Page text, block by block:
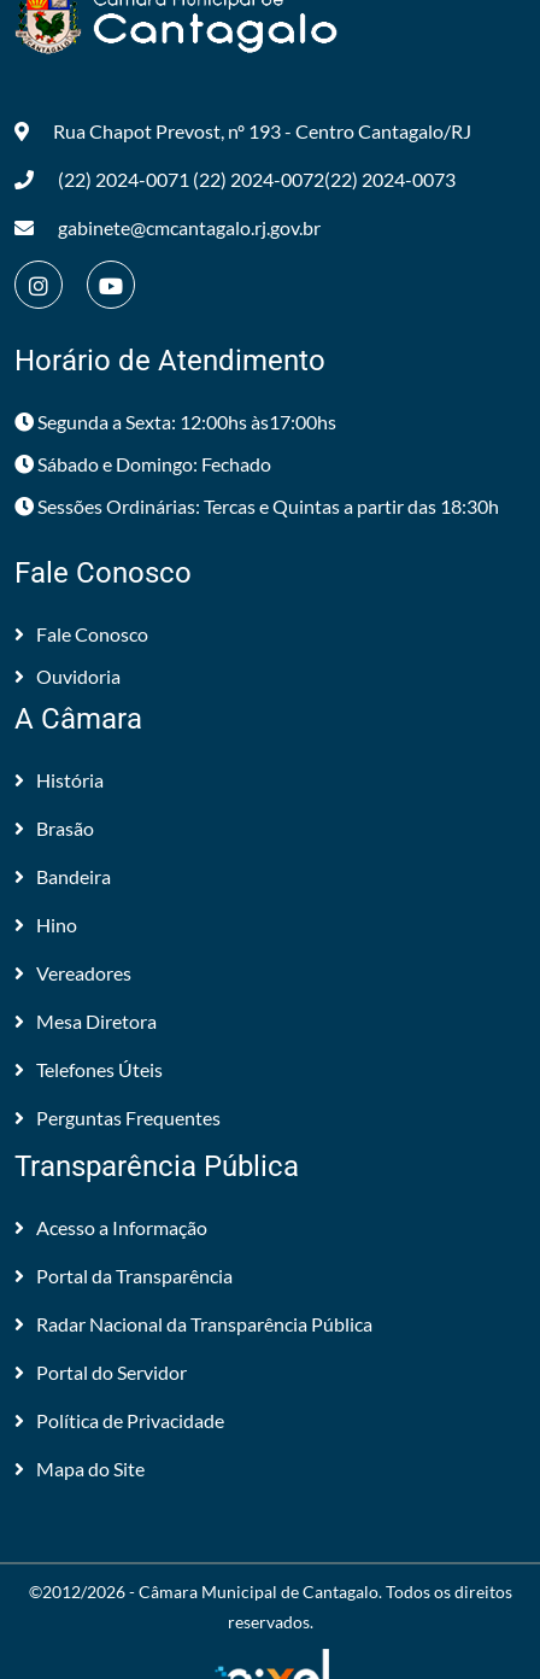
Rua Chapot Prevost, nº 193 - CentroCantagalo/RJ
(22) 2024-0071 (22) 2024-0072(22) 2024-0073
gabinete@cmcantagalo.rj.gov.br
Horário de Atendimento
Segunda a Sexta: 12:00hs às17:00hs
Sábado e Domingo: Fechado
Sessões Ordinárias: Tercas e Quintas a partir das 18:30h
Fale Conosco
Fale Conosco
Ouvidoria
A Câmara
História
Brasão
Bandeira
Hino
Vereadores
Mesa Diretora
Telefones Úteis
Perguntas Frequentes
Transparência Pública
Acesso a Informação
Portal da Transparência
Radar Nacional da Transparência Pública
Portal do Servidor
Política de Privacidade
Mapa do Site
©2012/2026 -Câmara Municipal de Cantagalo. Todos os direitos
reservados.